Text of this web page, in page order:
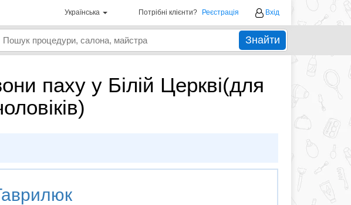
Українська Потрібні клієнти? Реєстрація Вхід
Знайти
паху у Білій Церкві(для